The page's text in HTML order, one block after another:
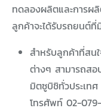
ทดลองผลิตและการผ
ลูกค้าจะได้รับรถยนต์
สำหรับลูกค้าที่สน
ต่างๆ สามารถส
มิตซูบิชิทั่วประเท
โทรศัพท์ 02-